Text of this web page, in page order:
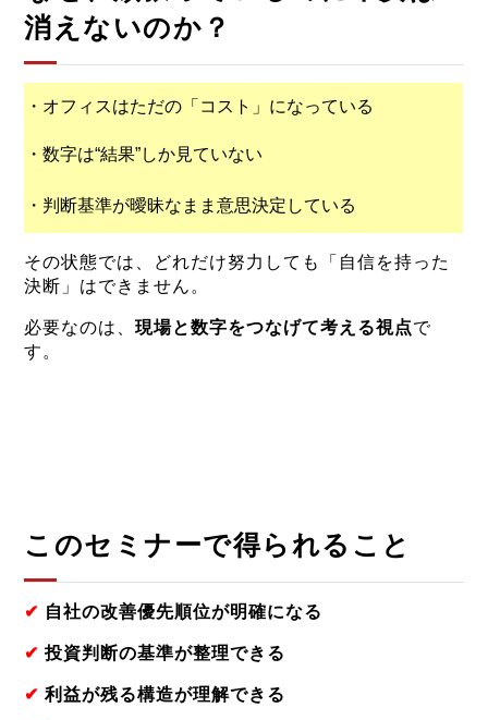
消えないのか？
・オフィスはただの「コスト」になっている
・数字は“結果”しか見ていない
・判断基準が曖昧なまま意思決定している
その状態では、どれだけ努力しても「自信を持った
決断」はできません。
必要なのは、現場と数字をつなげて考える視点で
す。
このセミナーで得られること
✔ 自社の改善優先順位が明確になる
✔ 投資判断の基準が整理できる
✔ 利益が残る構造が理解できる